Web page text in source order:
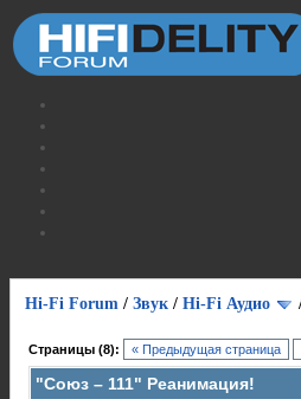
Hi-Fi Forum / Звук / Hi-Fi Аудио
Страницы (8): « Предыдущая страница
"Союз – 111" Реанимация!